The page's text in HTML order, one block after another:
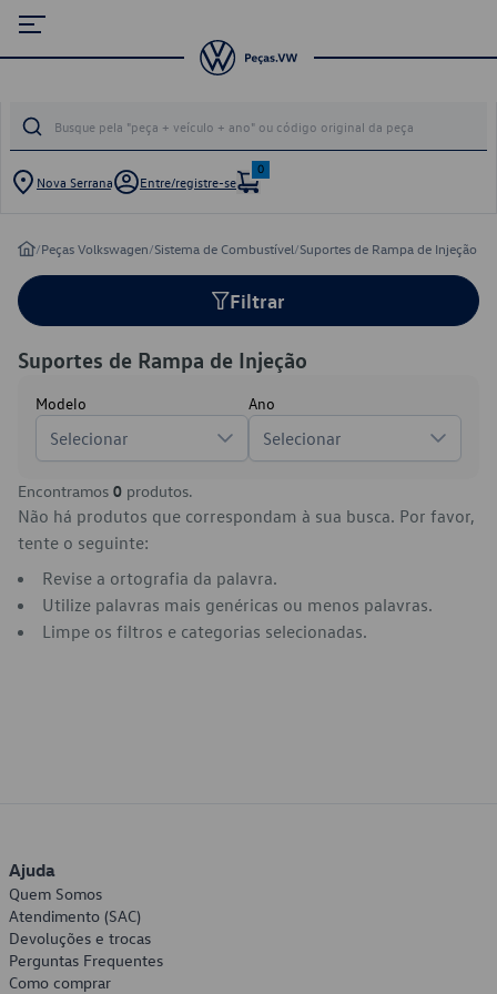
Nova Serrana Entre/registre-se
0
/Peças Volkswagen/Sistema de Combustível/Suportes de Rampa de Injeção
Filtrar
Suportes de Rampa de Injeção
Modelo
Selecionar
Ano
Selecionar
Encontramos 0 produtos.
Não há produtos que correspondam à sua busca. Por favor,
tente o seguinte:
Revise a ortografia da palavra.
Utilize palavras mais genéricas ou menos palavras.
Limpe os filtros e categorias selecionadas.
Ajuda
Quem Somos
Atendimento (SAC)
Devoluções e trocas
Perguntas Frequentes
Como comprar